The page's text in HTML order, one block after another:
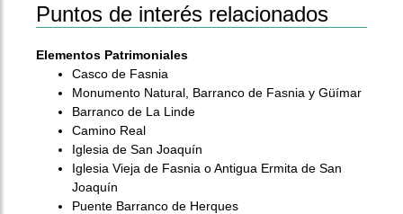
Puntos de interés relacionados
Elementos Patrimoniales
Casco de Fasnia
Monumento Natural, Barranco de Fasnia y Güímar
Barranco de La Linde
Camino Real
Iglesia de San Joaquín
Iglesia Vieja de Fasnia o Antigua Ermita de San
Joaquín
Puente Barranco de Herques